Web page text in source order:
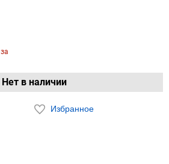
за
Нет в наличии
Избранное